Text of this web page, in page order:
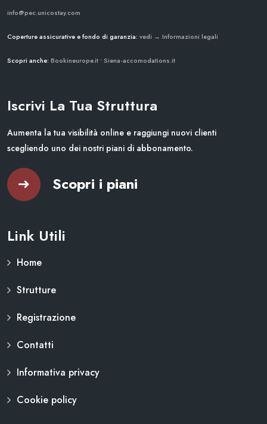
info@pec.unicostay.com
Coperture assicurative e fondo di garanzia: vedi → Informazioni legali
Scopri anche: Bookineurope.it • Siena-accomodations.it
Iscrivi La Tua Struttura
Aumenta la tua visibilità online e raggiungi nuovi clienti
scegliendo uno dei nostri piani di abbonamento.
Scopri i piani
Link Utili
Home
Strutture
Registrazione
Contatti
Informativa privacy
Cookie policy